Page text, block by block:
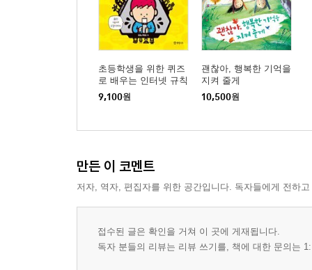
초등학생을 위한 퀴즈
로 배우는 인터넷 규칙
9,100원
괜찮아, 행복한 기억을
지켜 줄게
10,500원
만든 이 코멘트
저자, 역자, 편집자를 위한 공간입니다. 독자들에게 전하
접수된 글은 확인을 거쳐 이 곳에 게재됩니다.
독자 분들의 리뷰는 리뷰 쓰기를, 책에 대한 문의는